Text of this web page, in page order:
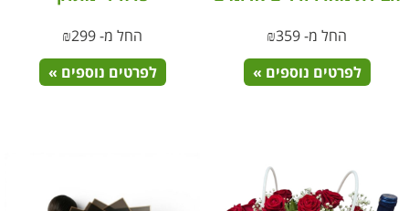
החל מ- ₪359
לפרטים נוספים »
החל מ- ₪299
לפרטים נוספים »